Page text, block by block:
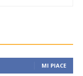
MI PIACE